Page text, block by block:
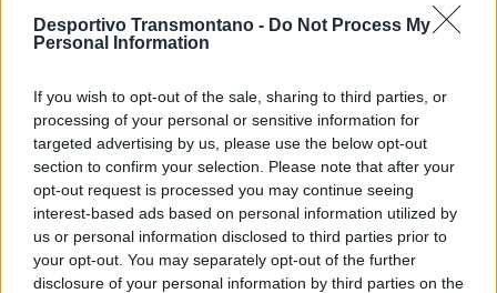
Desportivo Transmontano - Do Not Process My
Personal Information
If you wish to opt-out of the sale, sharing to third parties, or
processing of your personal or sensitive information for
targeted advertising by us, please use the below opt-out
section to confirm your selection. Please note that after your
opt-out request is processed you may continue seeing
interest-based ads based on personal information utilized by
us or personal information disclosed to third parties prior to
your opt-out. You may separately opt-out of the further
disclosure of your personal information by third parties on the
nacionais da modalidade. A convocatória de Crespo representa
um motivo de orgulho para o clube vila-realense e um
Foto: ADC Constantim